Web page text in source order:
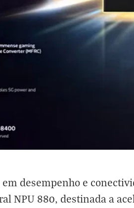
desempenho e
NPU 880, destinada a